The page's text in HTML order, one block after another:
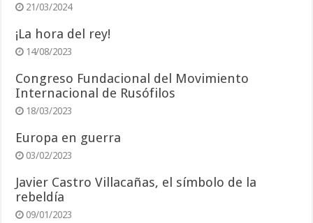
21/03/2024
¡La hora del rey!
14/08/2023
Congreso Fundacional del Movimiento
Internacional de Rusófilos
18/03/2023
Europa en guerra
03/02/2023
Javier Castro Villacañas, el símbolo de la
rebeldía
09/01/2023